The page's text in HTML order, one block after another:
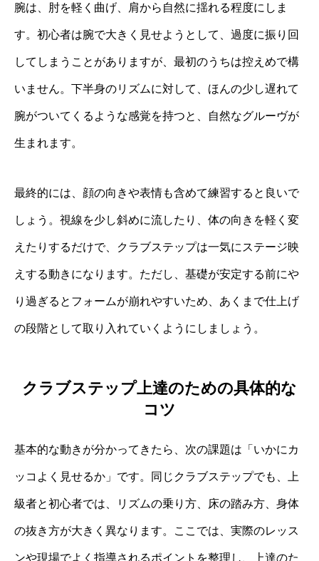
腕は、肘を軽く曲げ、肩から自然に揺れる程度にしま
す。初心者は腕で大きく見せようとして、過度に振り回
してしまうことがありますが、最初のうちは控えめで構
いません。下半身のリズムに対して、ほんの少し遅れて
腕がついてくるような感覚を持つと、自然なグルーヴが
生まれます。
最終的には、顔の向きや表情も含めて練習すると良いで
しょう。視線を少し斜めに流したり、体の向きを軽く変
えたりするだけで、クラブステップは一気にステージ映
えする動きになります。ただし、基礎が安定する前にや
り過ぎるとフォームが崩れやすいため、あくまで仕上げ
の段階として取り入れていくようにしましょう。
クラブステップ上達のための具体的な
コツ
基本的な動きが分かってきたら、次の課題は「いかにカ
ッコよく見せるか」です。同じクラブステップでも、上
級者と初心者では、リズムの乗り方、床の踏み方、身体
の抜き方が大きく異なります。ここでは、実際のレッス
ンや現場でよく指導されるポイントを整理し、上達のた